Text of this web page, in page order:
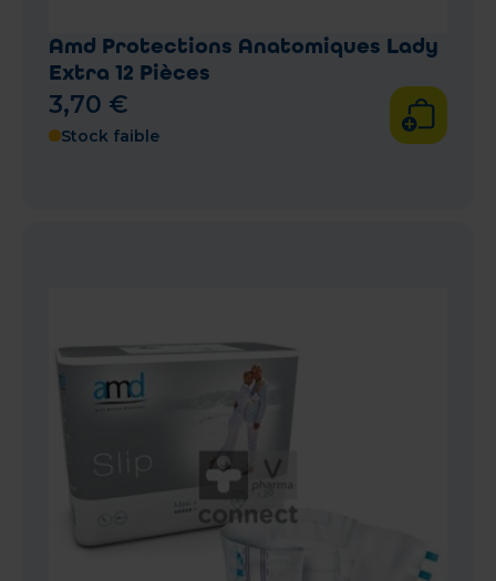
Amd Protections Anatomiques Lady
Extra 12 Pièces
3,70 €
Stock faible